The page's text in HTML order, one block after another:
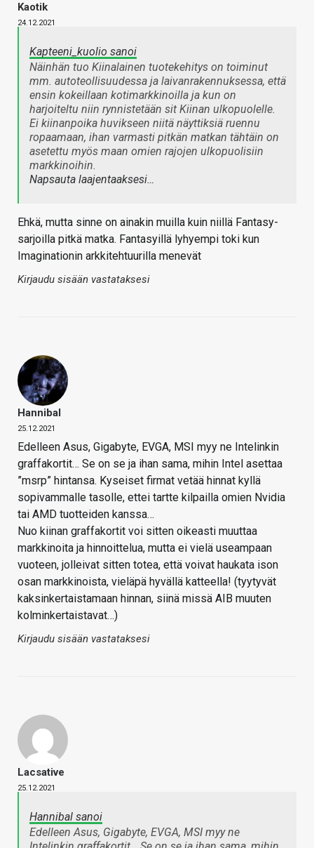
Kaotik
24.12.2021
Kapteeni_kuolio sanoi
Näinhän tuo Kiinalainen tuotekehitys on toiminut
mm. autoteollisuudessa ja laivanrakennuksessa, että
ensin kokeillaan kotimarkkinoilla ja kun on
harjoiteltu niin rynnistetään sit Kiinan ulkopuolelle.
Ei kiinanpoika huvikseen niitä näyttiksiä ruennu
ropaamaan, ihan varmasti pitkän matkan tähtäin on
asetettu myös maan omien rajojen ulkopuolisiin
markkinoihin.
Napsauta laajentaaksesi…
Ehkä, mutta sinne on ainakin muilla kuin niillä Fantasy-
sarjoilla pitkä matka. Fantasyillä lyhyempi toki kun
Imaginationin arkkitehtuurilla menevät
Kirjaudu sisään vastataksesi
Hannibal
25.12.2021
Edelleen Asus, Gigabyte, EVGA, MSI myy ne Intelinkin
graffakortit… Se on se ja ihan sama, mihin Intel asettaa
”msrp” hintansa. Kyseiset firmat vetää hinnat kyllä
sopivammalle tasolle, ettei tartte kilpailla omien Nvidia
tai AMD tuotteiden kanssa…
Nuo kiinan graffakortit voi sitten oikeasti muuttaa
markkinoita ja hinnoittelua, mutta ei vielä useampaan
vuoteen, jolleivat sitten totea, että voivat haukata ison
osan markkinoista, vieläpä hyvällä katteella! (tyytyvät
kaksinkertaistamaan hinnan, siinä missä AIB muuten
kolminkertaistavat…)
Kirjaudu sisään vastataksesi
Lacsative
25.12.2021
Hannibal sanoi
Edelleen Asus, Gigabyte, EVGA, MSI myy ne